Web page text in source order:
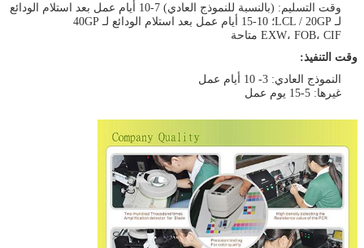
وقت التسليم: (بالنسبة للنموذج العادي) 7-10 أيام عمل بعد استلام الودائع
لـ LCL / 20GP؛ 10-15 أيام عمل بعد استلام الودائع لـ 40GP
EXW، FOB، CIF متاحة
وقت التنفيذ:
النموذج العادي: 3- 10 أيام عمل
غيرها: 5-15 يوم عمل